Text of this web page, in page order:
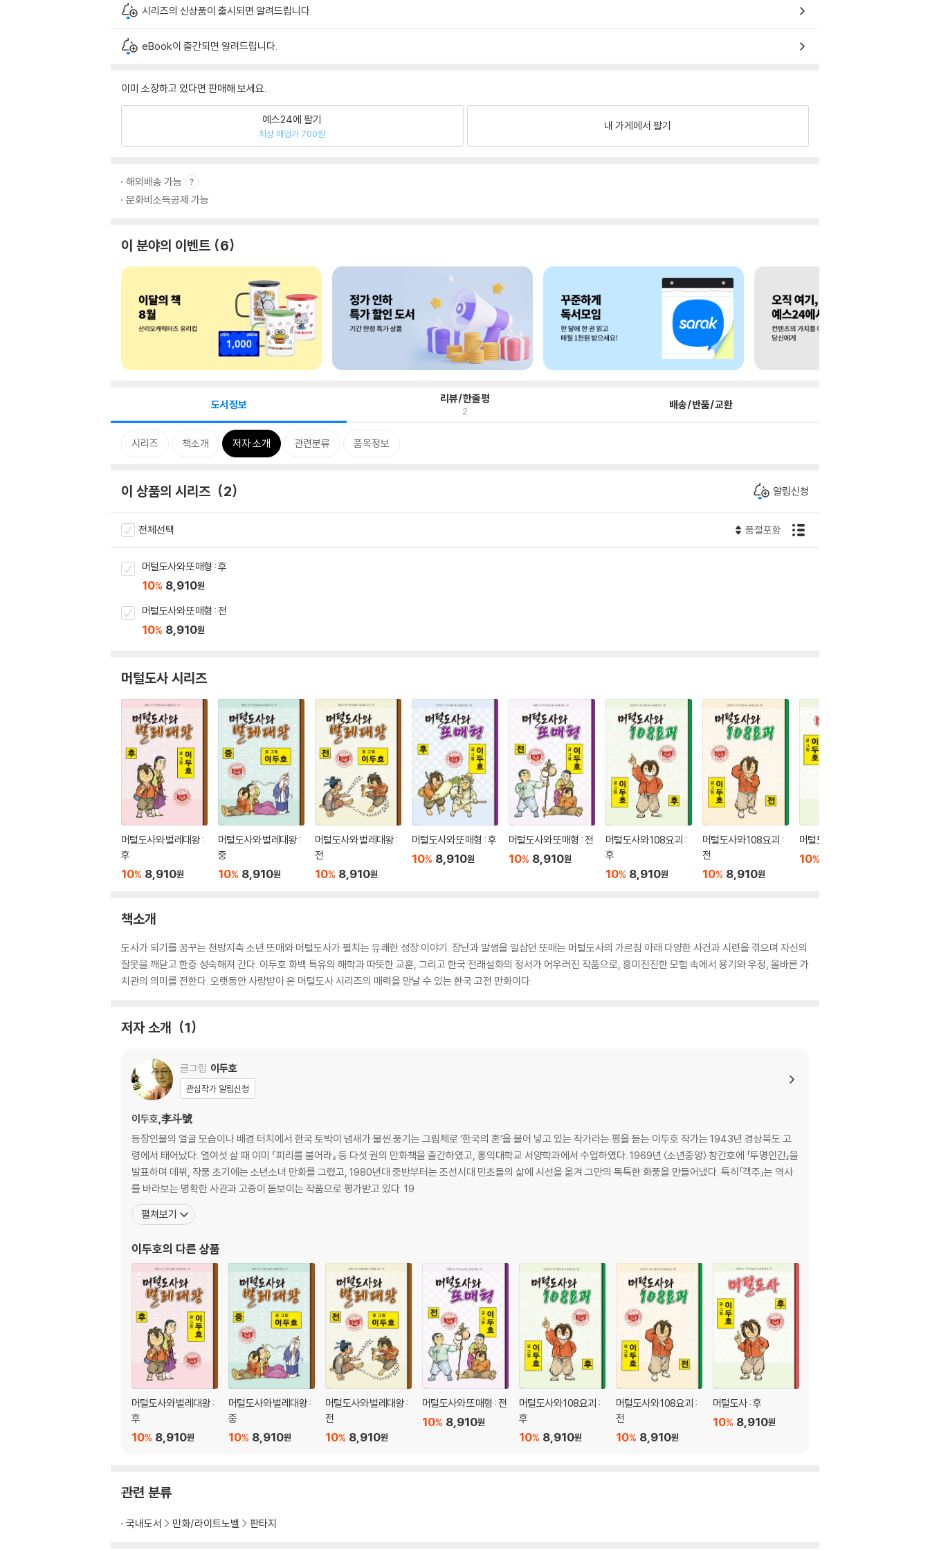
시리즈의 신상품이 출시되면 알려드립니다.
eBook이 출간되면 알려드립니다.
이미 소장하고 있다면 판매해 보세요.
예스24에 팔기
최상 매입가 700원
내 가게에서 팔기
해외배송 가능
문화비소득공제 가능
이 분야의 이벤트 6
도서정보 리뷰/한줄평
2 배송/반품/교환
시리즈 책소개 저자 소개 관련분류 품목정보
이 상품의 시리즈 2 알림신청
전체선택 품절포함
머털도사와 또매형 : 후
10% 8,910원
머털도사와 또매형 : 전
10% 8,910원
머털도사 시리즈
머털도사와 벌레대왕 :
후
10% 8,910원
머털도사와 벌레대왕 :
중
10% 8,910원
머털도사와 벌레대왕 :
전
10% 8,910원
머털도사와 또매형 : 후
10% 8,910원
머털도사와 또매형 : 전
10% 8,910원
머털도사와 108요괴 :
후
10% 8,910원
머털도사와 108요괴 :
전
10% 8,910원
머털도사 : 후
10%
책소개
도사가 되기를 꿈꾸는 천방지축 소년 또매와 머털도사가 펼치는 유쾌한 성장 이야기. 장난과 말썽을 일삼던 또매는 머털도사의 가르침 아래 다양한 사건과 시련을 겪으며 자신의
잘못을 깨닫고 한층 성숙해져 간다. 이두호 화백 특유의 해학과 따뜻한 교훈, 그리고 한국 전래설화의 정서가 어우러진 작품으로, 흥미진진한 모험 속에서 용기와 우정, 올바른 가
치관의 의미를 전한다. 오랫동안 사랑받아 온 머털도사 시리즈의 매력을 만날 수 있는 한국 고전 만화이다.
저자 소개 1
글그림 이두호
관심작가 알림신청
이두호,李斗號
등장인물의 얼굴 모습이나 배경 터치에서 한국 토박이 냄새가 물씬 풍기는 그림체로 ‘한국의 혼’을 불어 넣고 있는 작가라는 평을 듣는 이두호 작가는 1943년 경상북도 고
령에서 태어났다. 열여섯 살 때 이미 『피리를 불어라』 등 다섯 권의 만화책을 출간하였고, 홍익대학교 서양학과에서 수업하였다. 1969년 〈소년중앙〉 창간호에 「투명인간」을
발표하며 데뷔, 작품 초기에는 소년소녀 만화를 그렸고, 1980년대 중반부터는 조선시대 민초들의 삶에 시선을 옮겨 그만의 독특한 화풍을 만들어냈다. 특히「객주」는 역사
를 바라보는 명확한 사관과 고증이 돋보이는 작품으로 평가받고 있다. 19
펼쳐보기
이두호의 다른 상품
머털도사와 벌레대왕 :
후
8,910원
10%
머털도사와 벌레대왕 :
중
8,910원
10%
머털도사와 벌레대왕 :
전
8,910원
10%
머털도사와 또매형 : 전
8,910원
10%
머털도사와 108요괴 :
후
8,910원
10%
머털도사와 108요괴 :
전
8,910원
10%
머털도사 : 후
8,910원
10%
관련 분류
국내도서 만화/라이트노벨 판타지